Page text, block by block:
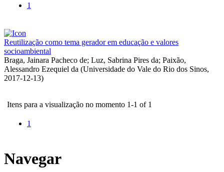
1
Reutilização como tema gerador em educação e valores
socioambiental
Braga, Jainara Pacheco de; Luz, Sabrina Pires da; Paixão,
Alessandro Ezequiel da (Universidade do Vale do Rio dos Sinos,
2017-12-13)
Itens para a visualização no momento 1-1 of 1
1
Navegar